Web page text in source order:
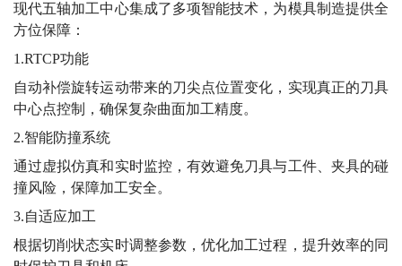
时，优异的表面质量减少了后续抛光工作量，缩短模具交付
周期。
四、智能化加工的技术优势
现代五轴加工中心集成了多项智能技术，为模具制造提供全
方位保障：
1.RTCP功能
自动补偿旋转运动带来的刀尖点位置变化，实现真正的刀具
中心点控制，确保复杂曲面加工精度。
2.智能防撞系统
通过虚拟仿真和实时监控，有效避免刀具与工件、夹具的碰